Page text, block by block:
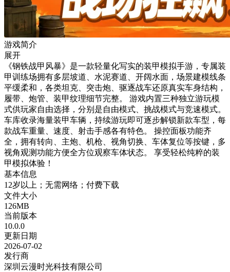
游戏简介
展开
《钢铁战甲风暴》是一款轻量化写实的装甲模拟手游，专属装
甲训练场拥有多层坡道、水泥赛道、开阔水面，场景建模线条
平缓柔和，各类坦克、突击炮、驱逐战车还原真实车身结构，
履带、炮管、装甲纹理细节完整。 游戏内置三种独立游玩模
式供玩家自由选择，分别是自由模式、挑战模式与竞速模式。
车库收录海量装甲车辆，持续游玩即可逐步解锁新款车型，每
款战车重量、速度、射击手感各有特色。 操控面板功能齐
全，拥有转向、主炮、机枪、视角切换、车体复位等按键，多
视角观测功能方便全方位观察车体状态。 享受轻松纯粹的装
甲模拟体验！
基本信息
12岁以上；无需网络；付费下载
文件大小
126MB
当前版本
10.0.0
更新日期
2026-07-02
发行商
深圳云漫时光科技有限公司